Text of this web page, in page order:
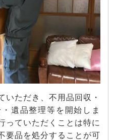
いただき、不用品回収・
遺品整理等を開始しま
っていただくことは特に
要品を処分することが可